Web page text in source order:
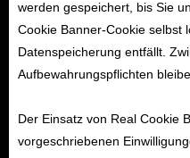
werden gespeichert, bis Sie
Cookie Banner-Cookie selbst
Datenspeicherung entfällt.
Aufbewahrungspflichten
Der Einsatz von Real Cookie
vorgeschriebenen